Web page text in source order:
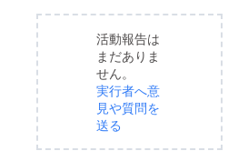
活動報告は
まだありま
せん。
実行者へ意
見や質問を
送る